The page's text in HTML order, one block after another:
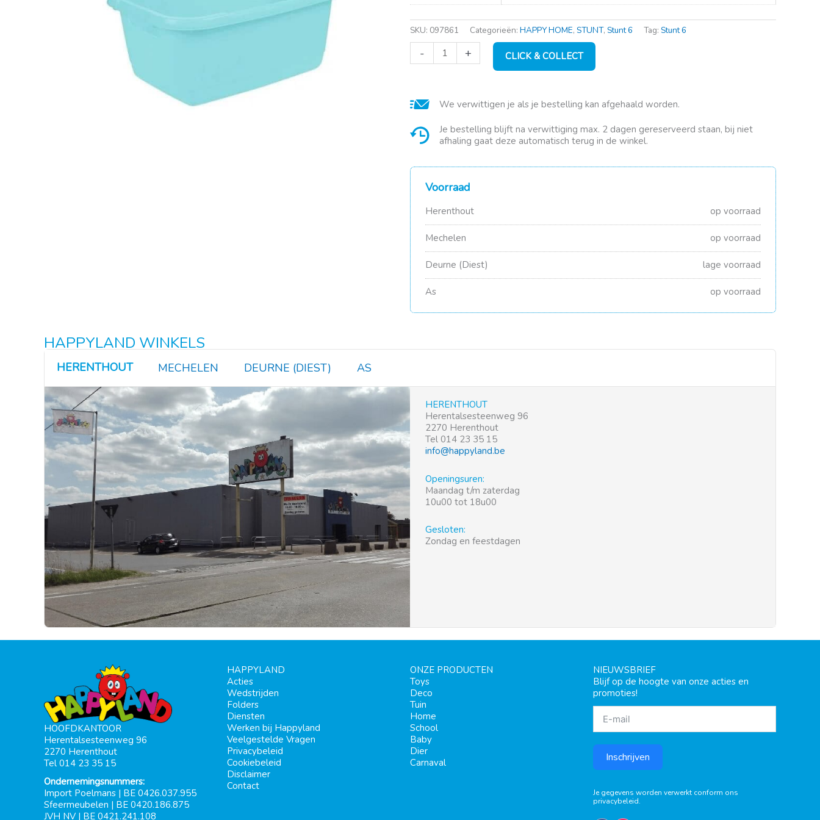
SKU: 097861 Categorieën: HAPPY HOME, STUNT, Stunt 6 Tag: Stunt 6
-
Wasmand
aenna
nordic
aantal
+ CLICK & COLLECT
We verwittigen je als je bestelling kan afgehaald worden.
Je bestelling blijft na verwittiging max. 2 dagen gereserveerd staan, bij niet
afhaling gaat deze automatisch terug in de winkel.
Voorraad
Herenthout op voorraad
Mechelen op voorraad
Deurne (Diest) lage voorraad
As op voorraad
HAPPYLAND WINKELS
HERENTHOUT MECHELEN DEURNE (DIEST) AS
HERENTHOUT
Herentalsesteenweg 96
2270 Herenthout
Tel 014 23 35 15
info@happyland.be
Openingsuren:
Maandag t/m zaterdag
10u00 tot 18u00
Gesloten:
Zondag en feestdagen
HOOFDKANTOOR
Herentalsesteenweg 96
2270 Herenthout
Tel 014 23 35 15
Ondernemingsnummers:
Import Poelmans | BE 0426.037.955
Sfeermeubelen | BE 0420.186.875
JVH NV | BE 0421.241.108
HAPPYLAND
Acties
Wedstrijden
Folders
Diensten
Werken bij Happyland
Veelgestelde Vragen
Privacybeleid
Cookiebeleid
Disclaimer
Contact
ONZE PRODUCTEN
Toys
Deco
Tuin
Home
School
Baby
Dier
Carnaval
NIEUWSBRIEF
Blijf op de hoogte van onze acties en
promoties!
Inschrijven
Je gegevens worden verwerkt conform ons
privacybeleid.